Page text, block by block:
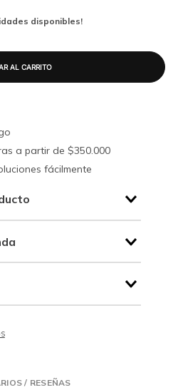
disponibles!
a partir de $350.000
fácilmente
/ RESEÑAS